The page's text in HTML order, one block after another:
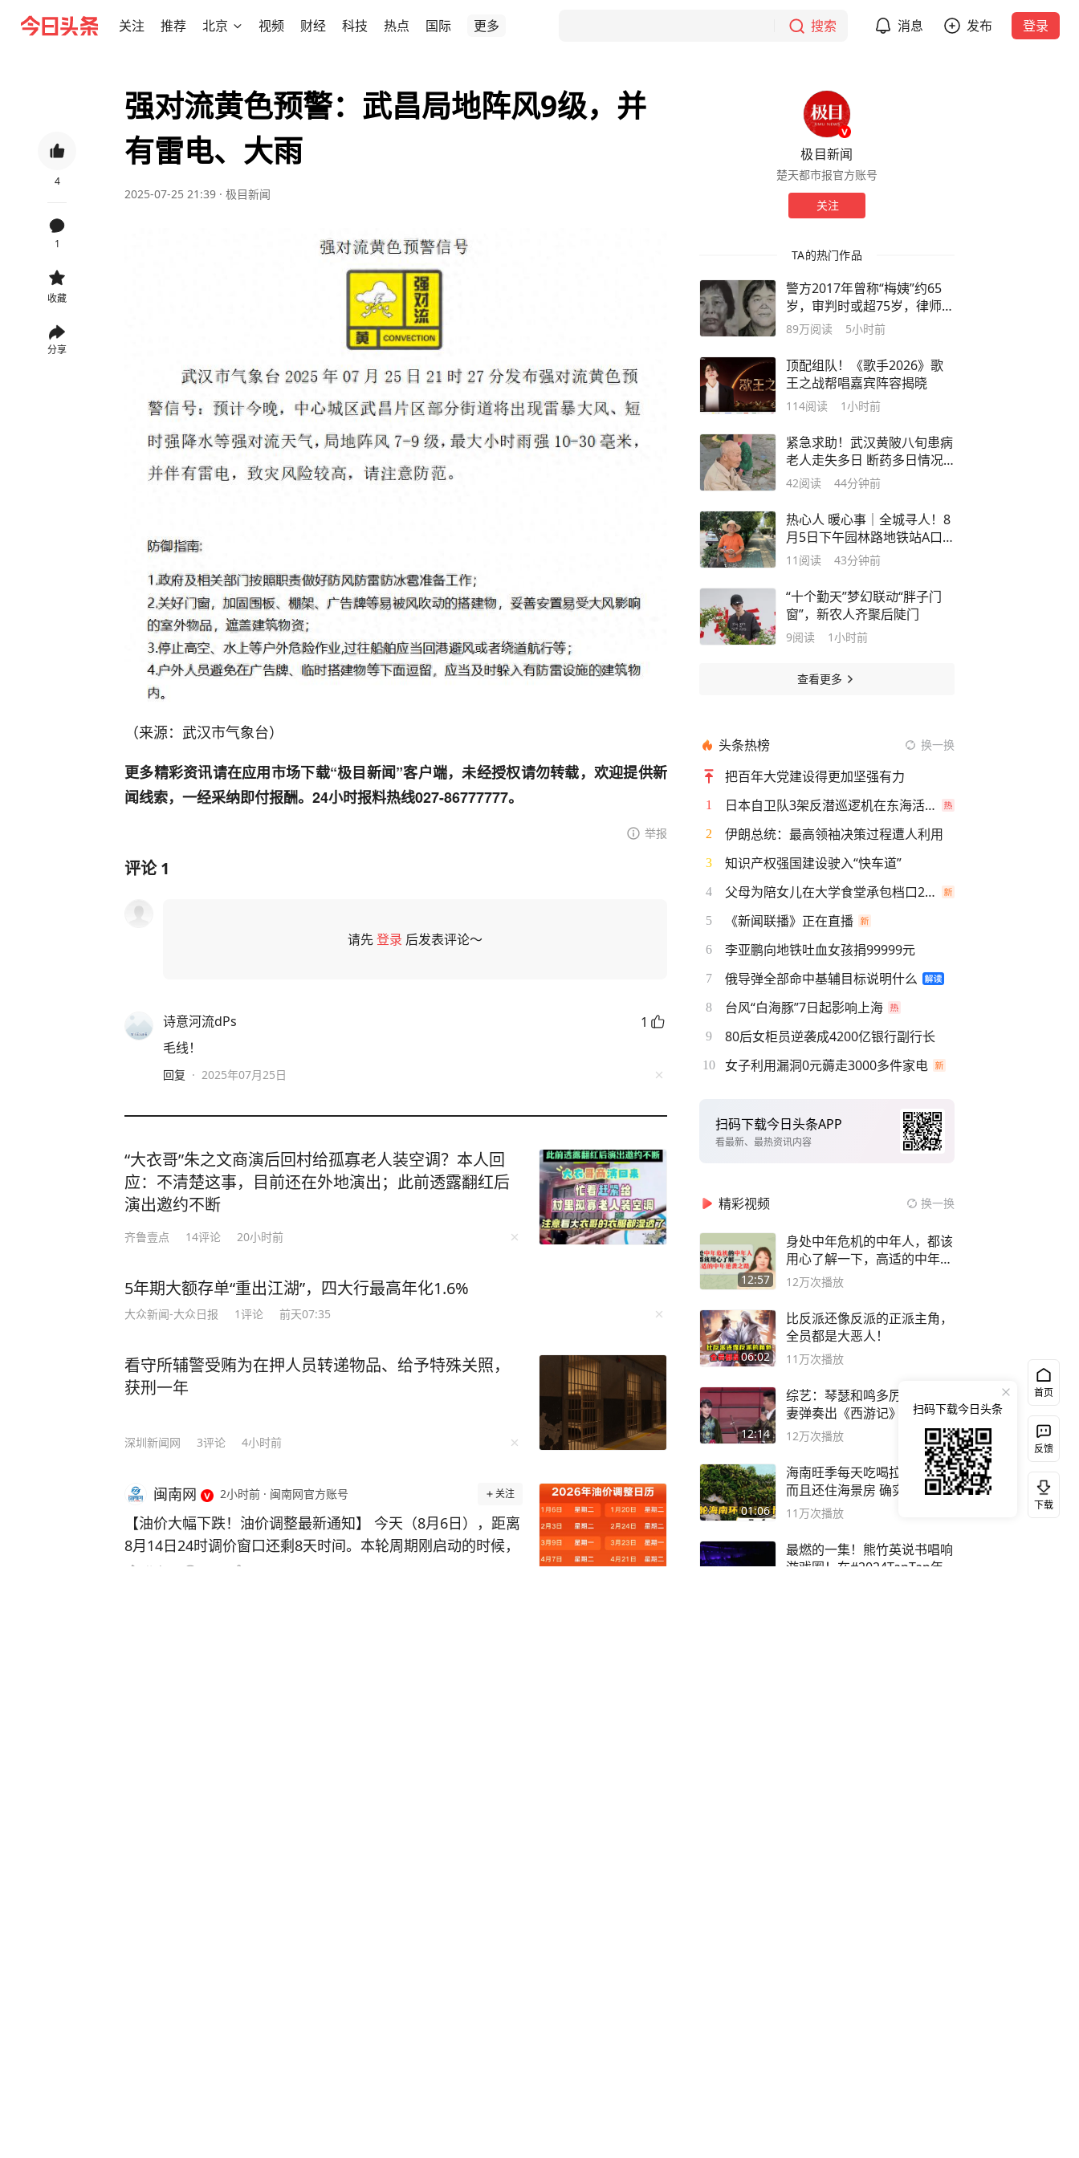
关注 推荐 北京 视频 财经 科技 热点 国际 更多 搜索 消息 发布 登录
4
1
收藏
分享
强对流黄色预警：武昌局地阵风9级，并
有雷电、大雨
2025-07-25 21:39 · 极目新闻
（来源：武汉市气象台）
更多精彩资讯请在应用市场下载“极目新闻”客户端，未经授权请勿转载，欢迎提供新
闻线索，一经采纳即付报酬。24小时报料热线027-86777777。
举报
评论1
请先登录 后发表评论～
诗意河流dPs
1
毛线！
回复 · 2025年07月25日
“大衣哥”朱之文商演后回村给孤寡老人装空调？本人回
应：不清楚这事，目前还在外地演出；此前透露翻红后
演出邀约不断
齐鲁壹点 14评论 20小时前
5年期大额存单“重出江湖”，四大行最高年化1.6%
大众新闻-大众日报 1评论 前天07:35
看守所辅警受贿为在押人员转递物品、给予特殊关照，
获刑一年
深圳新闻网 3评论 4小时前
闽南网 2小时前 · 闽南网官方账号 关注
【油价大幅下跌！油价调整最新通知】 今天（8月6日），距离
8月14日24时调价窗口还剩8天时间。本轮周期刚启动的时候，
预估下调幅度0.09元/升，随后连续三个工作日跌幅不断扩张，
分享
极目新闻
楚天都市报官方账号
关注
TA的热门作品
警方2017年曾称“梅姨”约65
岁，审判时或超75岁，律师解
读：满75周岁不适用死刑，以
89万阅读 5小时前
顶配组队！《歌手2026》歌
王之战帮唱嘉宾阵容揭晓
114阅读 1小时前
紧急求助！武汉黄陂八旬患病
老人走失多日 断药多日情况
危急
42阅读 44分钟前
热心人 暖心事｜全城寻人！8
月5日下午园林路地铁站A口
附近十字路口，暖心黑衣司机
11 阅读 43分钟前
“十个勤天”梦幻联动“胖子门
窗”，新农人齐聚后陡门
9阅读 1小时前
查看更多
头条热榜 换一换
把百年大党建设得更加坚强有力
1 日本自卫队3架反潜巡逻机在东海活动
2 伊朗总统：最高领袖决策过程遭人利用
3 知识产权强国建设驶入“快车道”
4 父母为陪女儿在大学食堂承包档口2年
5 《新闻联播》正在直播
6 李亚鹏向地铁吐血女孩捐99999元
7 俄导弹全部命中基辅目标说明什么
8 台风“白海豚”7日起影响上海
9 80后女柜员逆袭成4200亿银行副行长
10 女子利用漏洞0元薅走3000多件家电
扫码下载今日头条APP
看最新、最热资讯内容
精彩视频 换一换
12:57
身处中年危机的中年人，都该
用心了解一下，高适的中年逆
袭之路
12万次播放
06:02
比反派还像反派的正派主角，
全员都是大恶人！
11万次播放
12:14
综艺：琴瑟和鸣多厉害？小夫
妻弹奏出《西游记》，绝了
12万次播放
01:06
海南旺季每天吃喝拉撒不过百
而且还住海景房 确实比东南
亚合适
11万次播放
最燃的一集！熊竹英说书唱响
游戏圈！在#2024TapTap年
首页
反馈
下载
扫码下载今日头条